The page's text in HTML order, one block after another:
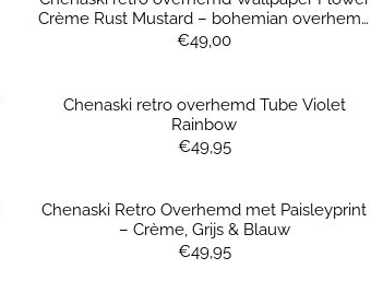
Crème Rust Mustard – bohemian overhemd
met vintage look
Prijs: 49,00
€49,00
Chenaski retro overhemd Tube Violet
Rainbow
Prijs: 49,95
€49,95
Chenaski Retro Overhemd met Paisleyprint
– Crème, Grijs & Blauw
Prijs: 49,95
€49,95